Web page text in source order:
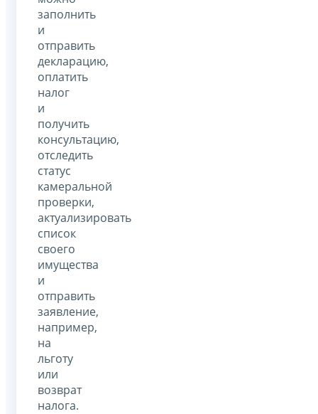
заполнить
и
отправить
декларацию,
оплатить
налог
и
получить
консультацию,
отследить
статус
камеральной
проверки,
актуализировать
список
своего
имущества
и
отправить
заявление,
например,
на
льготу
или
возврат
налога.